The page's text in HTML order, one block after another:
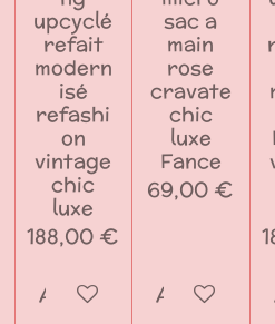
upcyclé
refait
modern
isé
refashi
on
vintage
chic
luxe
188,00 €
Ajouter au panier
sac a
main
rose
cravate
chic
luxe
Fance
69,00 €
Ajouter au